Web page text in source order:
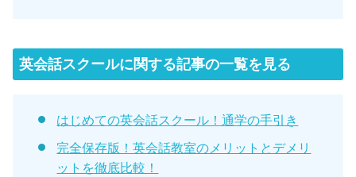
英会話スクールに関する記事の一覧を見る
はじめての英会話スクール！通学の手引き
完全保存版！英会話教室のメリットとデメリ
ットを徹底比較！